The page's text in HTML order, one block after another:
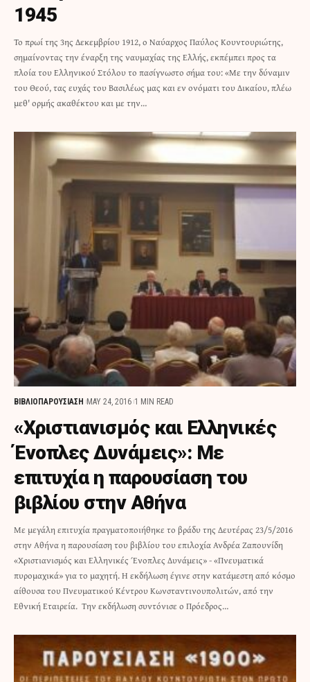
1945
Το πρωί της 3ης Δεκεμβρίου 1912, ο Ναύαρχος Παύλος Κουντουριώτης,
σημαίνοντας την έναρξη της ναυμαχίας της Ελλής, εκπέμπει προς τα
πλοία του Ελληνικού Στόλου το πασίγνωστο σήμα του: «Με την δύναμιν
του Θεού, τας ευχάς του Βασιλέως μας και εν ονόματι του Δικαίου, πλέω
μεθ' ορμής ακαθέκτου και με την…
ΒΙΒΛΙΟΠΑΡΟΥΣΙΑΣΗ MAY 24, 2016 1 MIN READ
«Χριστιανισμός και Ελληνικές
Ένοπλες Δυνάμεις»: Με
επιτυχία η παρουσίαση του
βιβλίου στην Αθήνα
Με μεγάλη επιτυχία πραγματοποιήθηκε το βράδυ της Δευτέρας 23/5/2016
στην Αθήνα η παρουσίαση του βιβλίου του επιλοχία Ανδρέα Ζαπουνίδη
«Χριστιανισμός και Ελληνικές Ένοπλες Δυνάμεις» - «Πνευματικά
πυρομαχικά» για το μαχητή. Η εκδήλωση έγινε στην κατάμεστη από κόσμο
αίθουσα του Πνευματικού Κέντρου Κωνσταντινουπολιτών, από την
Εθνική Εταιρεία. Την εκδήλωση συντόνισε ο Πρόεδρος…